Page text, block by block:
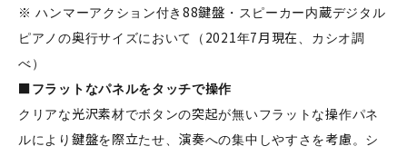
※ ハンマーアクション付き88鍵盤・スピーカー内蔵デジタル
ピアノの奥行サイズにおいて（2021年7月現在、カシオ調
べ）
■フラットなパネルをタッチで操作
クリアな光沢素材でボタンの突起が無いフラットな操作パネ
ルにより鍵盤を際立たせ、演奏への集中しやすさを考慮。シ